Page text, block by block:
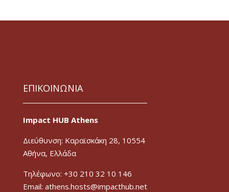
ΕΠΙΚΟΙΝΩΝΙΑ
Impact HUB Athens
Διεύθυνση: Καραϊσκάκη 28, 10554
Αθήνα, Ελλάδα
Τηλέφωνο: +30 210 32 10 146
Email: athens.hosts@impacthub.net